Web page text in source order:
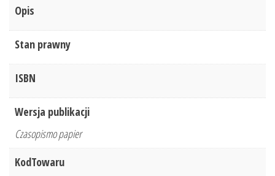
Opis
Stan prawny
ISBN
Wersja publikacji
Czasopismo papier
KodTowaru